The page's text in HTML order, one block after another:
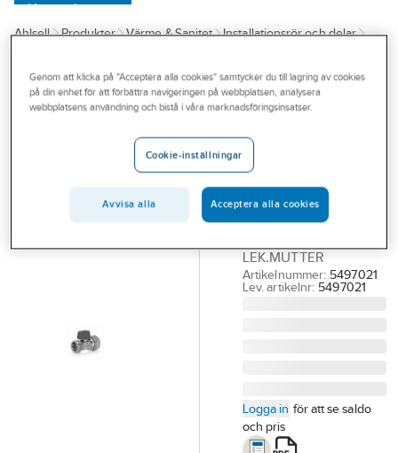
Varumärken
Kampanjer
Outlet
Branscher
Ahlsell Produkter Värme & Sanitet
Installationsrör och delar
TRIO
Spolcisternventil
förkromad raka
med vred, Trio
TRIO
SPOLCIST.KULVENTIL
LEK.MUTTER
Artikelnummer: 5497021
Lev. artikelnr: 5497021
Logga in för att se saldo
och pris
Genom att klicka på "Acceptera alla cookies" samtycker du till lagring av cookies
på din enhet för att förbättra navigeringen på webbplatsen, analysera
webbplatsens användning och bistå i våra marknadsföringsinsatser.
Cookie-inställningar
Avvisa alla Acceptera alla cookies